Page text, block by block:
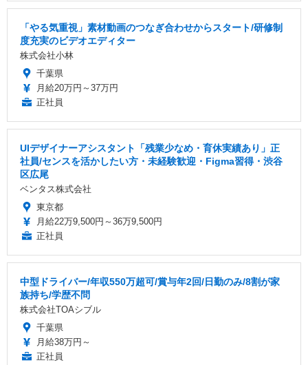
「やる気重視」素材動画のつなぎ合わせからスタート/研修制
度充実のビデオエディター
株式会社小林
千葉県
月給20万円～37万円
正社員
UIデザイナーアシスタント「残業少なめ・育休実績あり」正
社員/センスを活かしたい方・未経験歓迎・Figma習得・渋谷
区広尾
ベンタス株式会社
東京都
月給22万9,500円～36万9,500円
正社員
中型ドライバー/年収550万超可/賞与年2回/日勤のみ/8割が家
族持ち/学歴不問
株式会社TOAシブル
千葉県
月給38万円～
正社員